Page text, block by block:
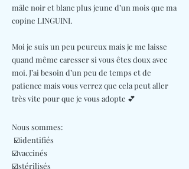
mâle noir et blanc plus jeune d’un mois que ma
copine LINGUINI.
Moi je suis un peu peureux mais je me laisse
quand même caresser si vous êtes doux avec
moi. J’ai besoin d’un peu de temps et de
patience mais vous verrez que cela peut aller
très vite pour que je vous adopte 💕
Nous sommes:
☑️identifiés
☑️vaccinés
☑️stérilisés